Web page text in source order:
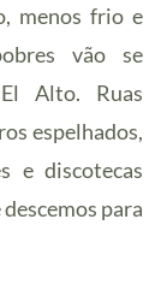
menos frio e
vão se
Alto. Ruas
espelhados,
e discotecas
para